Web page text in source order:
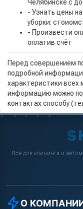
Челябинске с
- Узнать цены
уборки:
- Произвести
оплатив счёт
Перед совершением
подробной
характеристики всех
информацию можно
контактах способу
Всё для клининга и
О